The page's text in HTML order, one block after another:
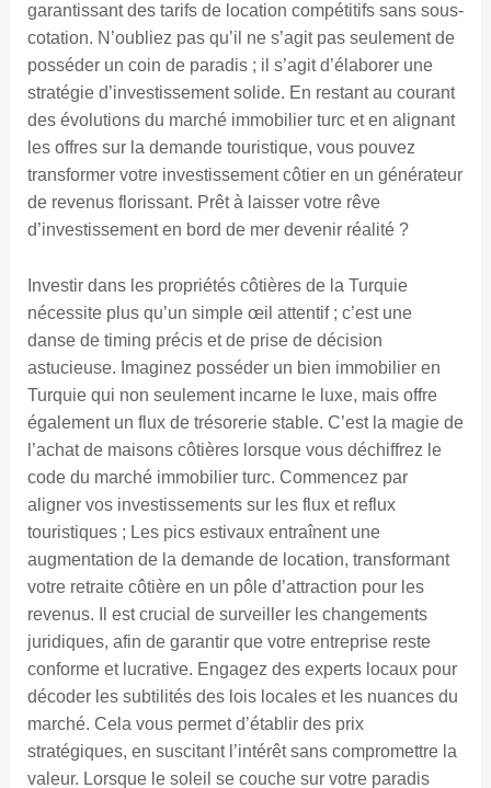
garantissant des tarifs de location compétitifs sans sous-
cotation. N’oubliez pas qu’il ne s’agit pas seulement de
posséder un coin de paradis ; il s’agit d’élaborer une
stratégie d’investissement solide. En restant au courant
des évolutions du marché immobilier turc et en alignant
les offres sur la demande touristique, vous pouvez
transformer votre investissement côtier en un générateur
de revenus florissant. Prêt à laisser votre rêve
d’investissement en bord de mer devenir réalité ?
Investir dans les propriétés côtières de la Turquie
nécessite plus qu’un simple œil attentif ; c’est une
danse de timing précis et de prise de décision
astucieuse. Imaginez posséder un bien immobilier en
Turquie qui non seulement incarne le luxe, mais offre
également un flux de trésorerie stable. C’est la magie de
l’achat de maisons côtières lorsque vous déchiffrez le
code du marché immobilier turc. Commencez par
aligner vos investissements sur les flux et reflux
touristiques ; Les pics estivaux entraînent une
augmentation de la demande de location, transformant
votre retraite côtière en un pôle d’attraction pour les
revenus. Il est crucial de surveiller les changements
juridiques, afin de garantir que votre entreprise reste
conforme et lucrative. Engagez des experts locaux pour
décoder les subtilités des lois locales et les nuances du
marché. Cela vous permet d’établir des prix
stratégiques, en suscitant l’intérêt sans compromettre la
valeur. Lorsque le soleil se couche sur votre paradis